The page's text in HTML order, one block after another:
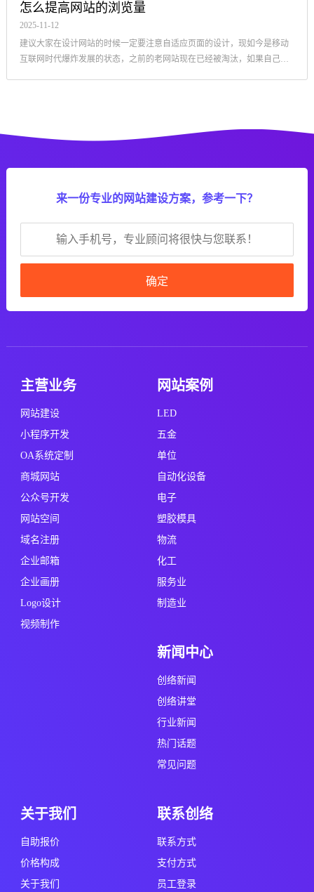
确定
主营业务
小程序开发
商城网站
公众号开发
网站空间
域名注册
企业邮箱
企业画册
Logo设计
视频制作
网站案例
五金
自动化设备
电子
塑胶模具
物流
化工
服务业
制造业
新闻中心
热门话题
常见问题
联系创络
24小时服务电话
0755-23698839